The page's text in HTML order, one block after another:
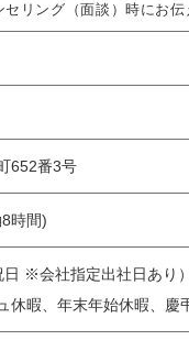
リング（面談）時にお伝
652番3号
時間)
日 ※会社指定出社日あり
休暇、年末年始休暇、